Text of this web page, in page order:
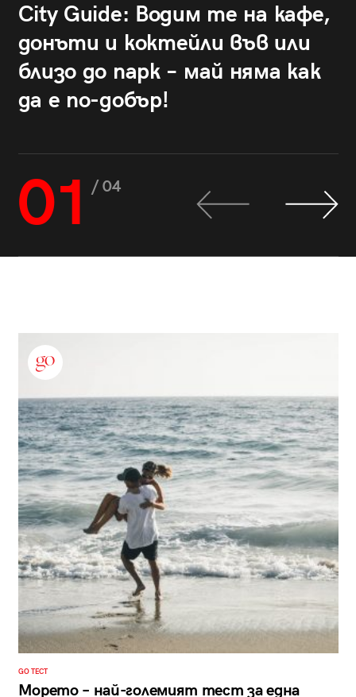
City Guide: Водим те на кафе,
донъти и коктейли във или
близо до парк – май няма как
да е по-добър!
01 / 04
GO ТЕСТ
Морето – най-големият тест за една